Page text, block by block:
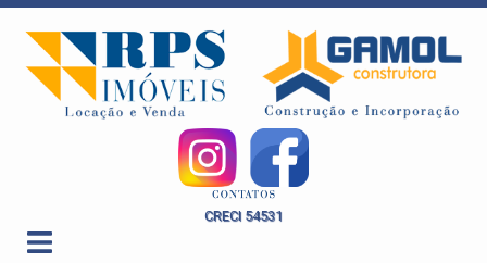
CRECI 54531